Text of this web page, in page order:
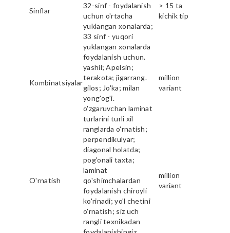
Sinflar
32-sinf - foydalanish
uchun o'rtacha
yuklangan xonalarda;
33 sinf - yuqori
yuklangan xonalarda
foydalanish uchun.
> 15 ta
kichik tip
Kombinatsiyalar
yashil; Apelsin;
terakota; jigarrang.
gilos; Jo'ka; milan
yong'og'i.
million
variant
O'rnatish
o'zgaruvchan laminat
turlarini turli xil
ranglarda o'rnatish;
perpendikulyar;
diagonal holatda;
pog'onali taxta;
laminat
qo'shimchalardan
foydalanish chiroyli
ko'rinadi; yo'l chetini
o'rnatish; siz uch
rangli texnikadan
million
variant